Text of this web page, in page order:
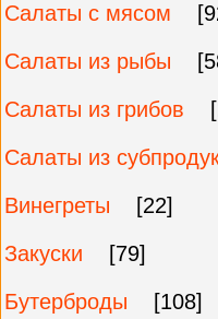
Салаты с мясом
Салаты из рыбы
Салаты из грибов
Салаты из
Винегреты
[22]
Закуски
[79]
Бутерброды
[108]